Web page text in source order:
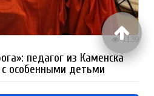
1139
педагог из Каменска
особенными детьми